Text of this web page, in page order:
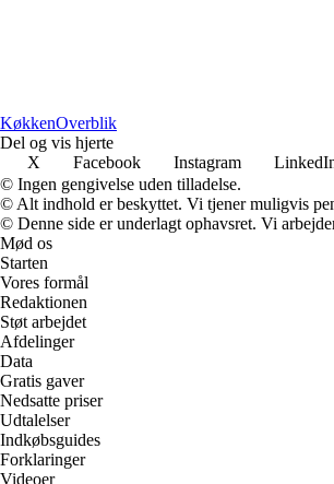
KøkkenOverblik
Del og vis hjerte
X
Facebook Instagram
© Ingen gengivelse uden tilladelse.
© Alt indhold er beskyttet. Vi tjener muligvis
© Denne side er underlagt ophavsret. Vi
Mød os
Starten
Vores formål
Redaktionen
Støt arbejdet
Afdelinger
Data
Gratis gaver
Nedsatte priser
Udtalelser
Indkøbsguides
Forklaringer
Videoer